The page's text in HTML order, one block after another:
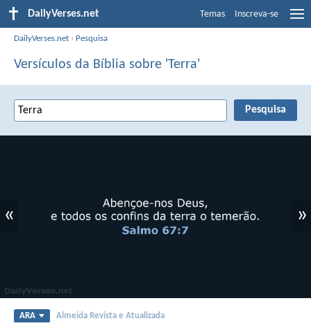
DailyVerses.net Temas Inscreva-se
DailyVerses.net › Pesquisa
Versículos da Bíblia sobre 'Terra'
« »
ARA Almeida Revista e Atualizada